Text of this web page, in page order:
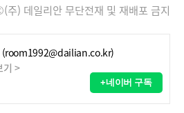
주) 데일리안 무단전재 및 재배포 금지
(room1992@dailian.co.kr)
기 >
+네이버 구독